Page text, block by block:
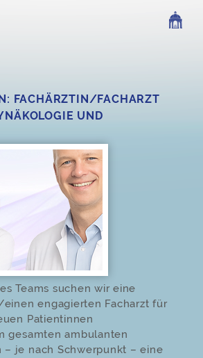
FACHÄRZTIN/FACHARZT
UND
Teams suchen wir eine
engagierten Facharzt für
Patientinnen
gesamten ambulanten
je nach Schwerpunkt – eine